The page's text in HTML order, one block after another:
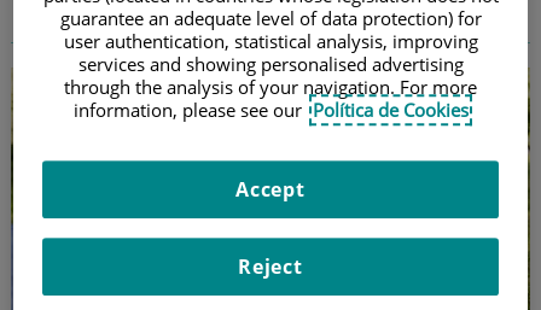
guarantee an adequate level of data protection) for
user authentication, statistical analysis, improving
services and showing personalised advertising
through the analysis of your navigation. For more
information, please see our Política de Cookies
Reject
Accept